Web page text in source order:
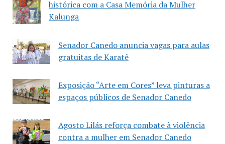
histórica com a Casa Memória da Mulher
Kalunga
Senador Canedo anuncia vagas para aulas
gratuitas de Karatê
Exposição “Arte em Cores” leva pinturas a
espaços públicos de Senador Canedo
Agosto Lilás reforça combate à violência
contra a mulher em Senador Canedo